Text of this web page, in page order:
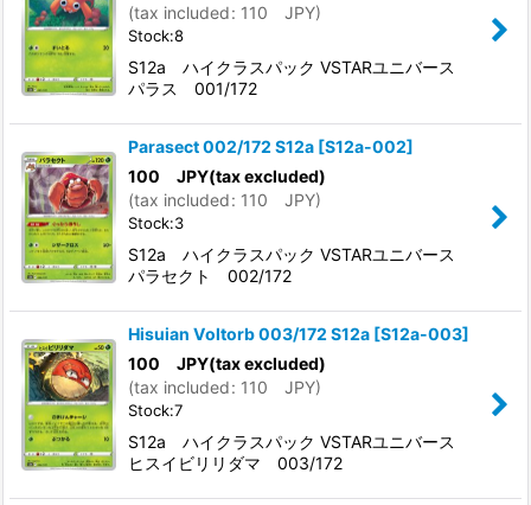
In Stock
Sort by
View
(tax included: 110 JPY)
Stock:8
S12a ハイクラスパック VSTARユニバース
パラス 001/172
Parasect 002/172 S12a [S12a-002]
100 JPY(tax excluded)
(tax included: 110 JPY)
Stock:3
S12a ハイクラスパック VSTARユニバース
パラセクト 002/172
Hisuian Voltorb 003/172 S12a [S12a-003]
100 JPY(tax excluded)
(tax included: 110 JPY)
Stock:7
S12a ハイクラスパック VSTARユニバース
ヒスイビリリダマ 003/172